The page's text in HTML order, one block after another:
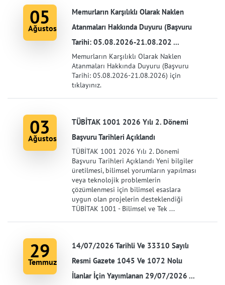
05
Ağustos
Memurların Karşılıklı Olarak Naklen
Atanmaları Hakkında Duyuru (Başvuru
Tarihi: 05.08.2026-21.08.202 ...
Memurların Karşılıklı Olarak Naklen
Atanmaları Hakkında Duyuru (Başvuru
Tarihi: 05.08.2026-21.08.2026) için
tıklayınız.
03
Ağustos
TÜBİTAK 1001 2026 Yılı 2. Dönemi
Başvuru Tarihleri Açıklandı
TÜBİTAK 1001 2026 Yılı 2. Dönemi
Başvuru Tarihleri Açıklandı Yeni bilgiler
üretilmesi, bilimsel yorumların yapılması
veya teknolojik problemlerin
çözümlenmesi için bilimsel esaslara
uygun olan projelerin desteklendiği
TÜBİTAK 1001 - Bilimsel ve Tek ...
29
Temmuz
14/07/2026 Tarihli Ve 33310 Sayılı
Resmi Gazete 1045 Ve 1072 Nolu
İlanlar İçin Yayımlanan 29/07/2026 ...